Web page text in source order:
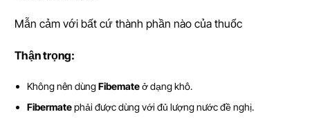
Mẫn cảm với bất cứ thành phần nào của thuốc
Thận trọng:
Không nên dùngFibemateở dạng khô.
Fibermatephải được dùng với đủ lượng nước đề nghị.